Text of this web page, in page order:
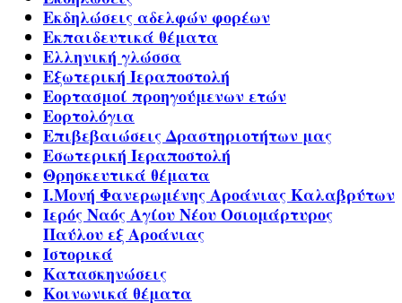
Εκδηλώσεις αδελφών φορέων
Εκπαιδευτικά θέματα
Ελληνική γλώσσα
Εξωτερική Ιεραποστολή
Εορτασμοί προηγούμενων ετών
Εορτολόγια
Επιβεβαιώσεις Δραστηριοτήτων μας
Εσωτερική Ιεραποστολή
Θρησκευτικά θέματα
Ι.Μονή Φανερωμένης Αροάνιας Καλαβρύτων
Ιερός Ναός Αγίου Νέου Οσιομάρτυρος
Παύλου εξ Αροάνιας
Ιστορικά
Κατασκηνώσεις
Κοινωνικά θέματα